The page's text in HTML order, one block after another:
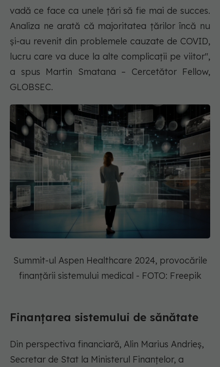
vadă ce face ca unele țări să fie mai de succes.
Analiza ne arată că majoritatea țărilor încă nu
și-au revenit din problemele cauzate de COVID,
lucru care va duce la alte complicații pe viitor",
a spus Martin Smatana – Cercetător Fellow,
GLOBSEC.
Summit-ul Aspen Healthcare 2024, provocările
finanțării sistemului medical - FOTO: Freepik
Finanțarea sistemului de sănătate
Din perspectiva financiară, Alin Marius Andrieș,
Secretar de Stat la Ministerul Finanțelor, a